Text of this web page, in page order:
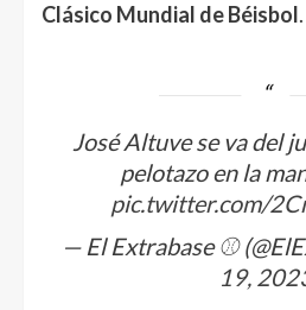
Clásico Mundial de Béisbol.
José Altuve se va del
pelotazo en la
pic.twitter.com/
— El Extrabase ⚾️
19,